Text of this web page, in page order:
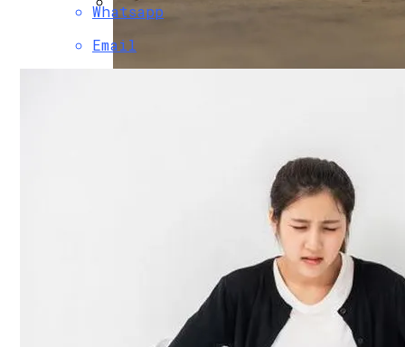
Врачи Рассказали, Кому Нельзя Пить
Whatsapp
Email